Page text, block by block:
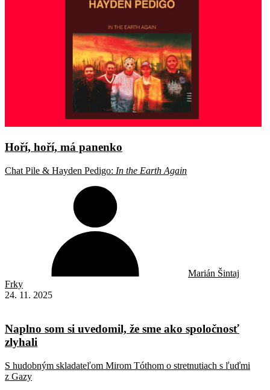
Hoří, hoří, má panenko
Chat Pile & Hayden Pedigo: In the Earth Again
Marián Šintaj
Frky
24. 11. 2025
Naplno som si uvedomil, že sme ako spoločnosť
zlyhali
S hudobným skladateľom Mirom Tóthom o stretnutiach s ľuďmi
z Gazy